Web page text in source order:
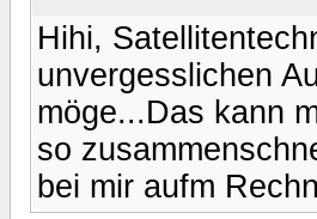
Hihi,
unvergesslichen
möge...Das kann
so
bei mir aufm